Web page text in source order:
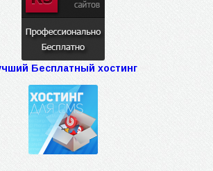
Бесплатный хостинг